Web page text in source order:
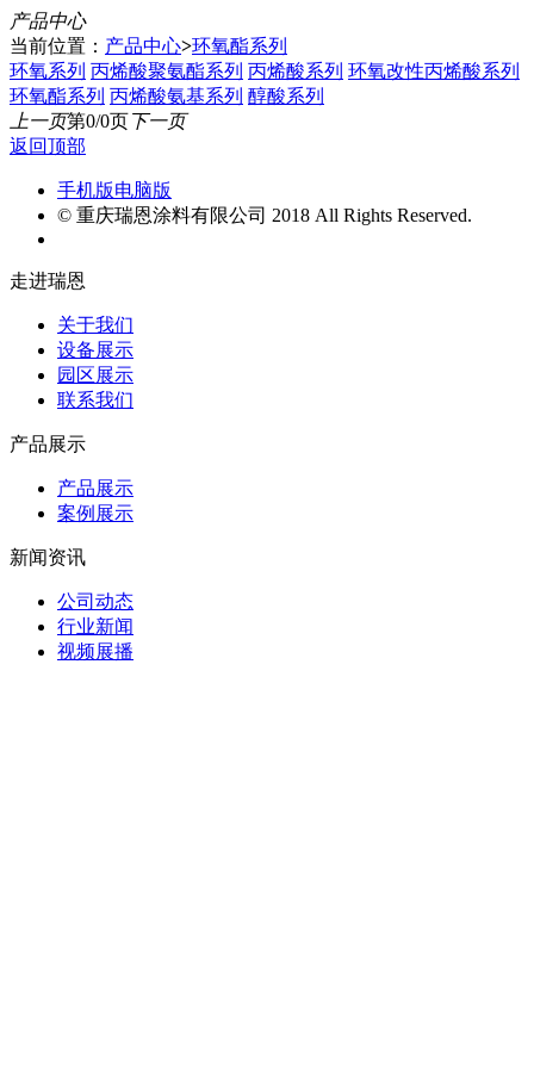
产品中心
当前位置： 产品中心>环氧酯系列
环氧系列 丙烯酸聚氨酯系列 丙烯酸系列 环氧改性丙烯酸系列
环氧酯系列 丙烯酸氨基系列 醇酸系列
上一页第0/0页下一页
返回顶部
手机版电脑版
© 重庆瑞恩涂料有限公司 2018 All Rights Reserved.
走进瑞恩
关于我们
设备展示
园区展示
联系我们
产品展示
产品展示
案例展示
新闻资讯
公司动态
行业新闻
视频展播